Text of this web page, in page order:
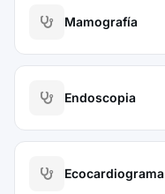
Mamografía
Endoscopia
Ecocardiograma